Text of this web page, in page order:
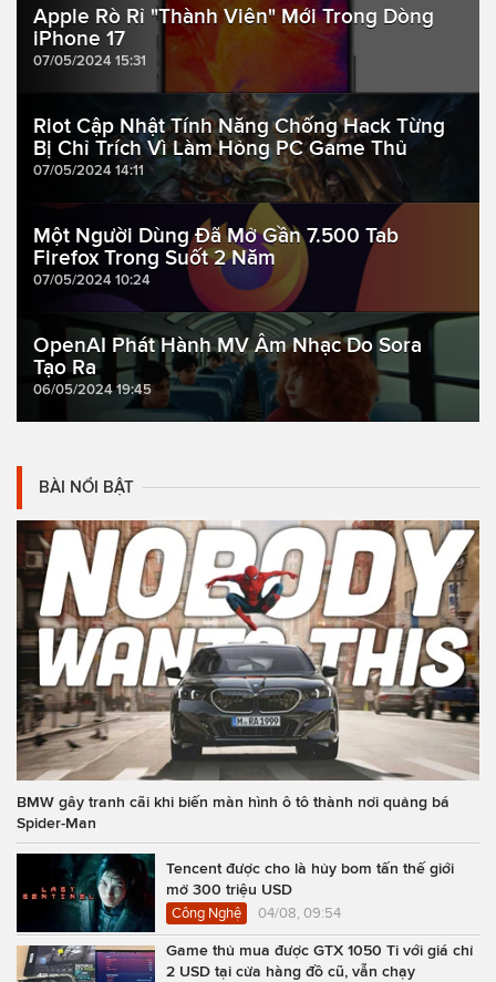
Apple Rò Rỉ "Thành Viên" Mới Trong Dòng
iPhone 17
07/05/2024 15:31
Riot Cập Nhật Tính Năng Chống Hack Từng
Bị Chỉ Trích Vì Làm Hỏng PC Game Thủ
07/05/2024 14:11
Một Người Dùng Đã Mở Gần 7.500 Tab
Firefox Trong Suốt 2 Năm
07/05/2024 10:24
OpenAI Phát Hành MV Âm Nhạc Do Sora
Tạo Ra
06/05/2024 19:45
BÀI NỔI BẬT
BMW gây tranh cãi khi biến màn hình ô tô thành nơi quảng bá
Spider-Man
Tencent được cho là hủy bom tấn thế giới
mở 300 triệu USD
Công Nghệ 04/08, 09:54
Game thủ mua được GTX 1050 Ti với giá chỉ
2 USD tại cửa hàng đồ cũ, vẫn chạy